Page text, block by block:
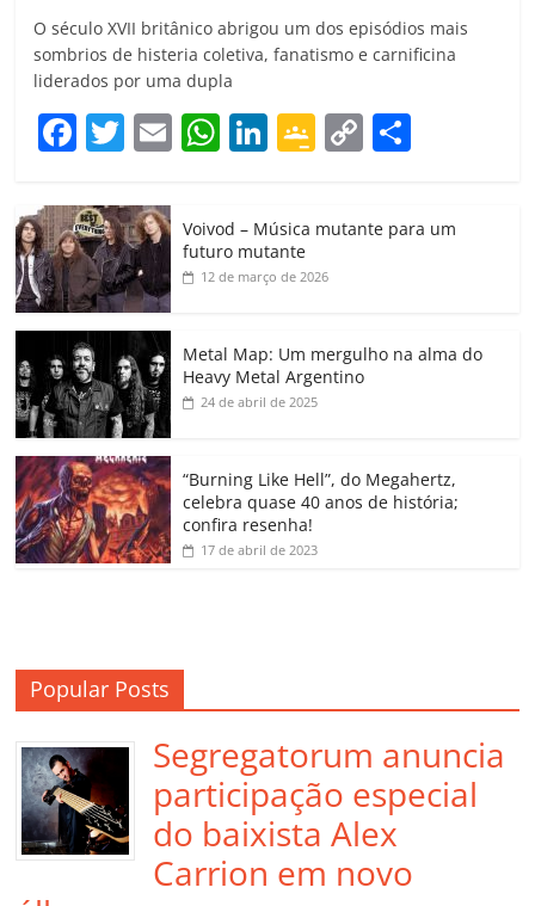
O século XVII britânico abrigou um dos episódios mais
sombrios de histeria coletiva, fanatismo e carnificina
liderados por uma dupla
F
c
e
b
o
o
k
T
itt
er
E
ai
W
at
s
A
p
Li
k
e
dI
G
gl
e
a
ss
o
m
C
y
k
p
h
Voivod – Música mutante para um
futuro mutante
12 de março de 2026
Metal Map: Um mergulho na alma do
Heavy Metal Argentino
24 de abril de 2025
“Burning Like Hell”, do Megahertz,
celebra quase 40 anos de história;
confira resenha!
17 de abril de 2023
Popular Posts
Segregatorum anuncia
participação especial
do baixista Alex
Carrion em novo